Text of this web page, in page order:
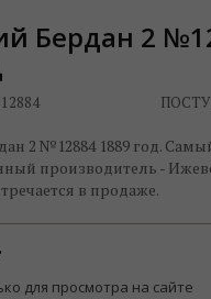
Бердан 2
12884
2 №12884 1889 год.
производитель -
в продаже.
для просмотра на сайте